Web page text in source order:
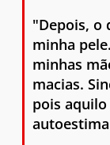
"Depois, o
minha
minhas
macias.
pois